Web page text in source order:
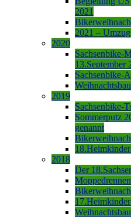
2021
2021 –
2020
Sachsenbike-
13.September
Sachsenbike-
2019
Sachsenbike-
Sommerputz
genannt
2018
Der